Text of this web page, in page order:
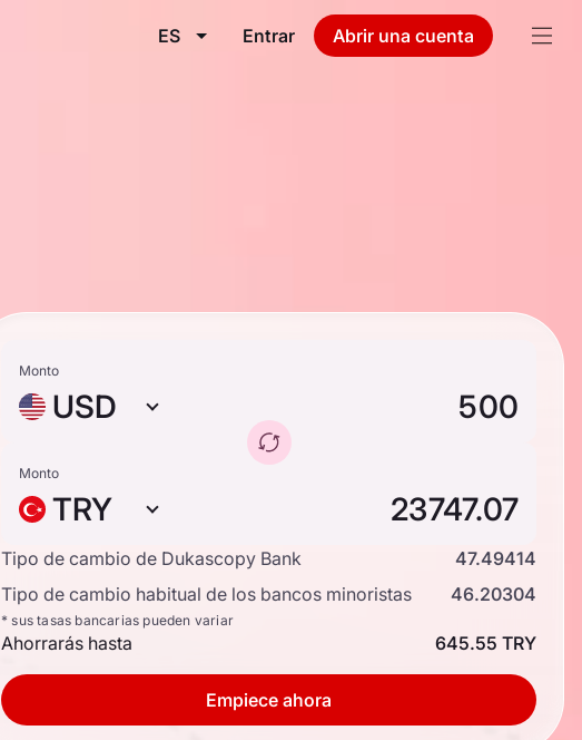
ES Entrar Abrir una cuenta
Monto
USD
Monto
TRY
Tipo de cambio de Dukascopy Bank
47.49414
Tipo de cambio habitual de los bancos minoristas
46.20304
* sus tasas bancarias pueden variar
Ahorrarás hasta 645.55 TRY
Empiece ahora